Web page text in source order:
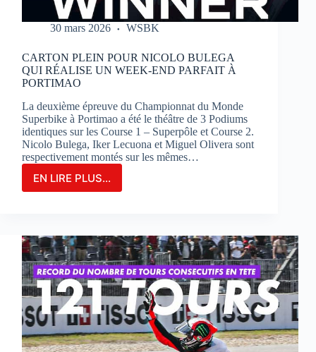
30 mars 2026 WSBK
CARTON PLEIN POUR NICOLO BULEGA
QUI RÉALISE UN WEEK-END PARFAIT À
PORTIMAO
La deuxième épreuve du Championnat du Monde
Superbike à Portimao a été le théâtre de 3 Podiums
identiques sur les Course 1 – Superpôle et Course 2.
Nicolo Bulega, Iker Lecuona et Miguel Olivera sont
respectivement montés sur les mêmes…
EN LIRE PLUS...
CARTON
BULEGA
QUI
RÉALISE
UN
WEEK-
END
PARFAIT
À
PORTIMAO